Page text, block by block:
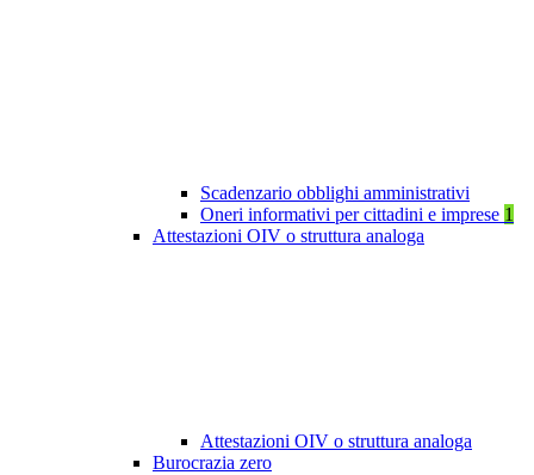
Scadenzario obblighi amministrativi
Oneri informativi per cittadini e imprese 1
Attestazioni OIV o struttura analoga
Attestazioni OIV o struttura analoga
Burocrazia zero